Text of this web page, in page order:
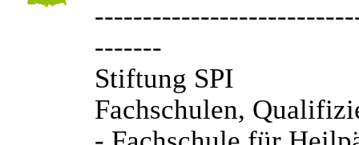
-------
Stiftung SPI
Fachschulen,